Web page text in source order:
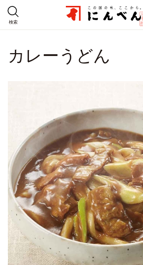
検索
ホーム
にんべんとは
企業情報
お客様窓口
カレーうどん